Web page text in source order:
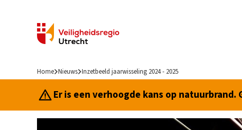
Home Nieuws Inzetbeeld jaarwisseling 2024 - 2025
Er is een verhoogde kans op